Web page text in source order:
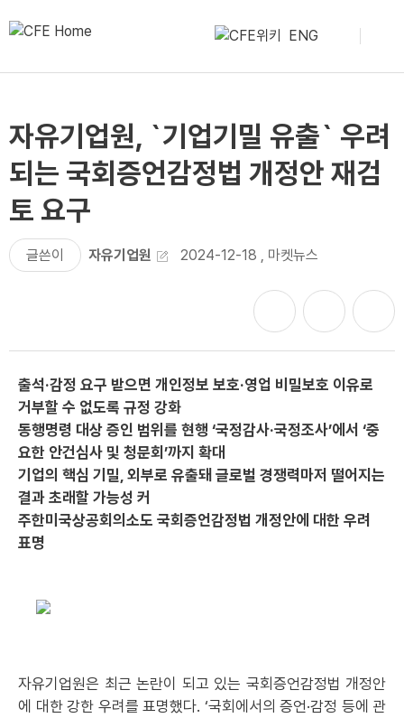
ENG
자유기업원, `기업기밀 유출` 우려
되는 국회증언감정법 개정안 재검
토 요구
글쓴이 자유기업원 2024-12-18 , 마켓뉴스
출석·감정 요구 받으면 개인정보 보호·영업 비밀보호 이유로
거부할 수 없도록 규정 강화
동행명령 대상 증인 범위를 현행 ‘국정감사·국정조사’에서 ‘중
요한 안건심사 및 청문회’까지 확대
기업의 핵심 기밀, 외부로 유출돼 글로벌 경쟁력마저 떨어지는
결과 초래할 가능성 커
주한미국상공회의소도 국회증언감정법 개정안에 대한 우려
표명
자유기업원은 최근 논란이 되고 있는 국회증언감정법 개정안
에 대한 강한 우려를 표명했다. ‘국회에서의 증언·감정 등에 관